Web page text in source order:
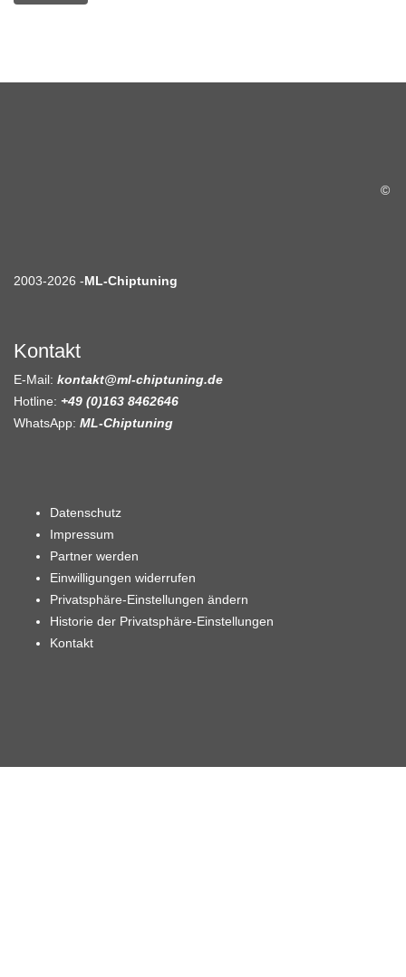
©
2003-2026 -ML-Chiptuning
Kontakt
E-Mail: kontakt@ml-chiptuning.de
Hotline: +49 (0)163 8462646
WhatsApp: ML-Chiptuning
Datenschutz
Impressum
Partner werden
Einwilligungen widerrufen
Privatsphäre-Einstellungen ändern
Historie der Privatsphäre-Einstellungen
Kontakt